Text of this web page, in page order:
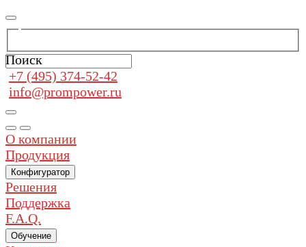
Поиск
+7 (495) 374-52-42
info@prompower.ru
О компании
Продукция
Конфигуратор
Решения
Поддержка
F.A.Q.
Обучение